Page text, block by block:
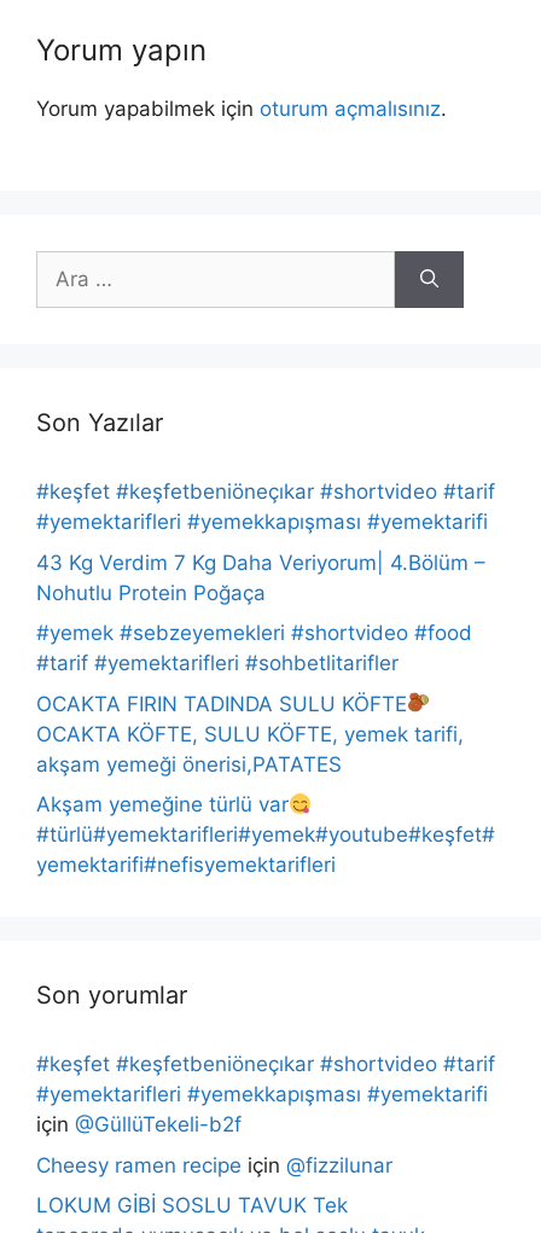
Yorum yapın
Yorum yapabilmek için oturum açmalısınız.
için
Son Yazılar
#keşfet #keşfetbeniöneçıkar #shortvideo #tarif
#yemektarifleri #yemekkapışması #yemektarifi
43 Kg Verdim 7 Kg Daha Veriyorum| 4.Bölüm –
Nohutlu Protein Poğaça
#yemek #sebzeyemekleri #shortvideo #food
#tarif #yemektarifleri #sohbetlitarifler
OCAKTA FIRIN TADINDA SULU KÖFTE
OCAKTA KÖFTE, SULU KÖFTE, yemek tarifi,
akşam yemeği önerisi,PATATES
Akşam yemeğine türlü var
#türlü#yemektarifleri#yemek#youtube#keşfet#
yemektarifi#nefisyemektarifleri
Son yorumlar
#keşfet #keşfetbeniöneçıkar #shortvideo #tarif
#yemektarifleri #yemekkapışması #yemektarifi
için @GüllüTekeli-b2f
Cheesy ramen recipe için @fizzilunar
LOKUM GİBİ SOSLU TAVUK Tek